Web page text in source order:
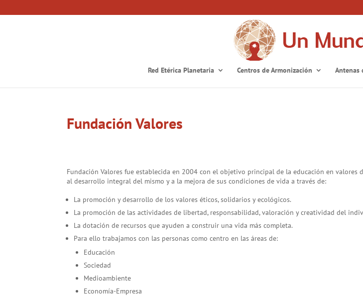
Red Etérica Planetaria Centros de Armonización Antenas
Fundación Valores
Fundación Valores fue establecida en 2004 con el objetivo principal de la educación en valores
al desarrollo integral del mismo y a la mejora de sus condiciones de vida a través de:
La promoción y desarrollo de los valores éticos, solidarios y ecológicos.
La promoción de las actividades de libertad, responsabilidad, valoración y creatividad del
La dotación de recursos que ayuden a construir una vida más completa.
Para ello trabajamos con las personas como centro en las áreas de:
Educación
Sociedad
Medioambiente
Economía-Empresa